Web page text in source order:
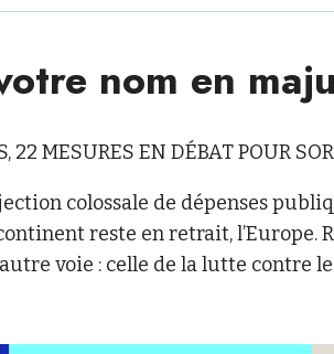
nom en
MESURES EN DÉBAT POUR
colossale de dépenses
reste en retrait, l’Europe.
voie : celle de la lutte contre